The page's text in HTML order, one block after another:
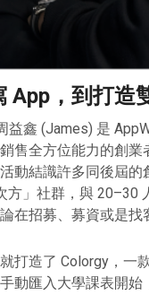
App，到打造
益鑫 (James) 是
售全方位能力的創
動結識許多同後屆
方」社群，與 20–30
在招募、募資或是找
打造了 Colorgy，一
動匯入大學課表開